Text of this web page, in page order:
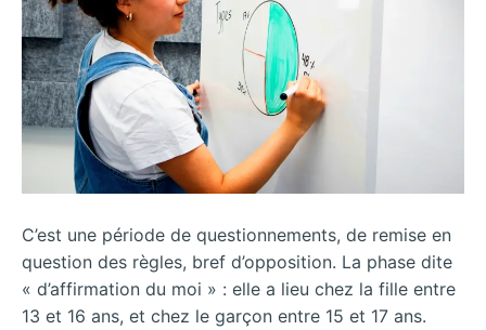
C’est une période de questionnements, de remise en
question des règles, bref d’opposition. La phase dite
« d’affirmation du moi » : elle a lieu chez la fille entre
13 et 16 ans, et chez le garçon entre 15 et 17 ans.